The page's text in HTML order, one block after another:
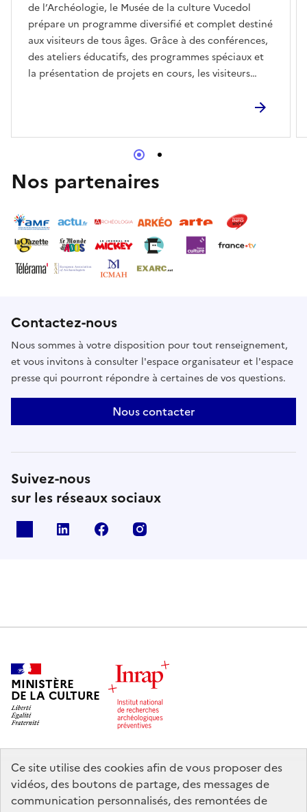
Ce site utilise des cookies afin de vous proposer des
vidéos, des boutons de partage, des messages de
communication personnalisés, des remontées de
de l’Archéologie, le Musée de la culture Vucedol
prépare un programme diversifié et complet destiné
aux visiteurs de tous âges. Grâce à des conférences,
des ateliers éducatifs, des programmes spéciaux et
la présentation de projets en cours, les visiteurs
archéologique, l’importance de sa préservation et le
région.Comme dernière partie du programme, le 16
juin, le Musée de la culture Vucedol offrira l'entrée
gratuite à tous les visiteurs individuels, ce qui
encouragera davantage l'arrivée du public et
possible de se familiariser avec l'exposition du
musée et le précieux patrimoine culturel que le
Musée conserve et présente.
Nos partenaires
Contactez-nous
Nous sommes à votre disposition pour tout renseignement,
et vous invitons à consulter l'espace organisateur et l'espace
presse qui pourront répondre à certaines de vos questions.
Nous contacter
Suivez-nous
sur les réseaux sociaux
Linkedin Facebook
MINISTÈRE
DE LA CULTURE
legifrance.gouv.fr
info.gouv.fr
service-public.gouv.fr
data.gouv.fr